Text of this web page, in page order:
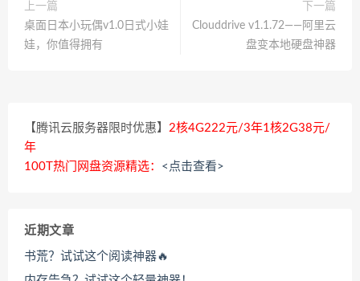
上一篇
桌面日本小玩偶v1.0日式小娃
娃，你值得拥有
下一篇
Clouddrive v1.1.72——阿里云
盘变本地硬盘神器
【腾讯云服务器限时优惠】 2核4G222元/3年1核2G38元/
年
100T热门网盘资源精选： <点击查看>
近期文章
书荒？试试这个阅读神器🔥